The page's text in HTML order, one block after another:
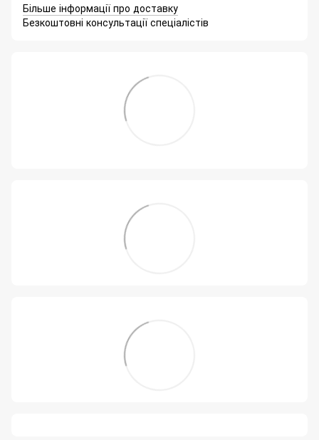
Більше інформації про доставку
Безкоштовні консультації спеціалістів